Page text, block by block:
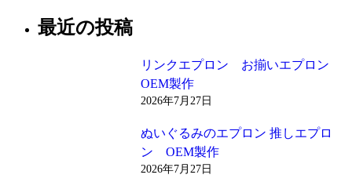
最近の投稿
リンクエプロン お揃いエプロン
OEM製作
2026年7月27日
ぬいぐるみのエプロン 推しエプロ
ン OEM製作
2026年7月27日